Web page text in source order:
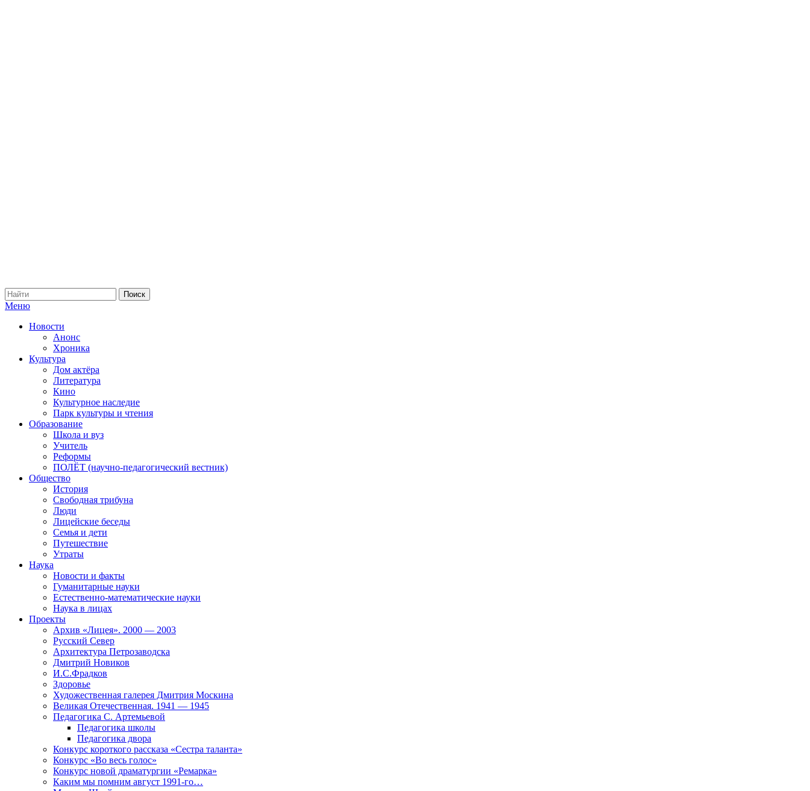
Меню
Новости
Анонс
Хроника
Культура
Дом актёра
Литература
Кино
Культурное наследие
Парк культуры и чтения
Образование
Школа и вуз
Учитель
Реформы
ПОЛЁТ (научно-педагогический вестник)
Общество
История
Свободная трибуна
Люди
Лицейские беседы
Семья и дети
Путешествие
Утраты
Наука
Новости и факты
Гуманитарные науки
Естественно-математические науки
Наука в лицах
Проекты
Архив «Лицея». 2000 — 2003
Русский Север
Архитектура Петрозаводска
Дмитрий Новиков
И.С.Фрадков
Здоровье
Художественная галерея Дмитрия Москина
Великая Отечественная. 1941 — 1945
Педагогика С. Артемьевой
Педагогика школы
Педагогика двора
Конкурс короткого рассказа «Сестра таланта»
Конкурс «Во весь голос»
Конкурс новой драматургии «Ремарка»
Каким мы помним август 1991-го…